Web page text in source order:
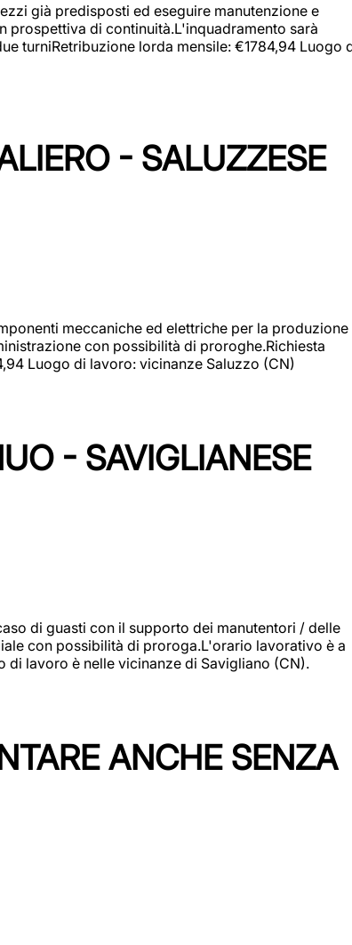
già predisposti ed eseguire manutenzione e
prospettiva di continuità.L'inquadramento sarà
turniRetribuzione lorda mensile: €1784,94 Luogo
- SALUZZESE
meccaniche ed elettriche per la produzione
con possibilità di proroghe.Richiesta
Luogo di lavoro: vicinanze Saluzzo (CN)
- SAVIGLIANESE
di guasti con il supporto dei manutentori / delle
con possibilità di proroga.L'orario lavorativo è a
di lavoro è nelle vicinanze di Savigliano (CN).
ANCHE SENZA